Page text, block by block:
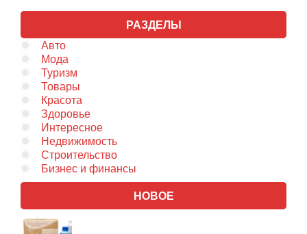
РАЗДЕЛЫ
Авто
Мода
Туризм
Товары
Красота
Здоровье
Интересное
Недвижимость
Строительство
Бизнес и финансы
НОВОЕ